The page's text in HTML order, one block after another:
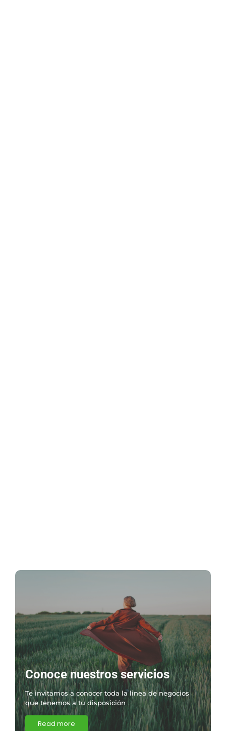
Conoce nuestros servicios
Te invitamos a conocer toda la linea de negocios
que tenemos a tu disposición
Read more